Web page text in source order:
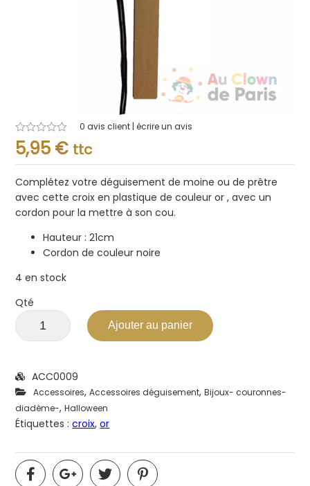
Note
0.001
sur
0 avis client | écrire un avis
5,95 € ttc
Complétez votre déguisement de moine ou de prêtre
avec cette croix en plastique de couleur or , avec un
cordon pour la mettre à son cou.
Hauteur : 21cm
Cordon de couleur noire
4 en stock
Qté
Ajouter au panier
ACC0009
Accessoires,Accessoires déguisement,Bijoux- couronnes-
diadème-,Halloween
Étiquettes :croix,or